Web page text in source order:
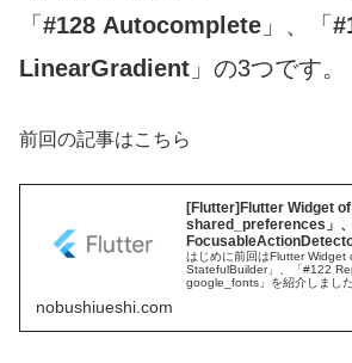
「 #128 Autocomplete 」、「
LinearGradient 」の3つです。
前回の記事はこちら
[Flutter]Flutter Widget
shared_preferences」
はじめに前回はFlutter Widget
StatefulBuilder」、「#122
google_fonts」を紹介しまし
nobushiueshi.com